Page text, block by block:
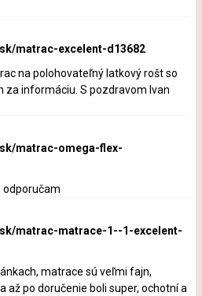
matrac-excelent-d13682
na polohovateľný latkový rošt so
za informáciu. S pozdravom Ivan
matrac-omega-flex-
odporučam
matrac-matrace-1--1-excelent-
matrace sú veľmi fajn,
až po doručenie boli super, ochotní a